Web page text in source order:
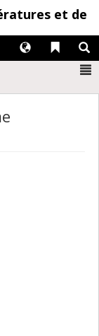
et de
Liens
Langues